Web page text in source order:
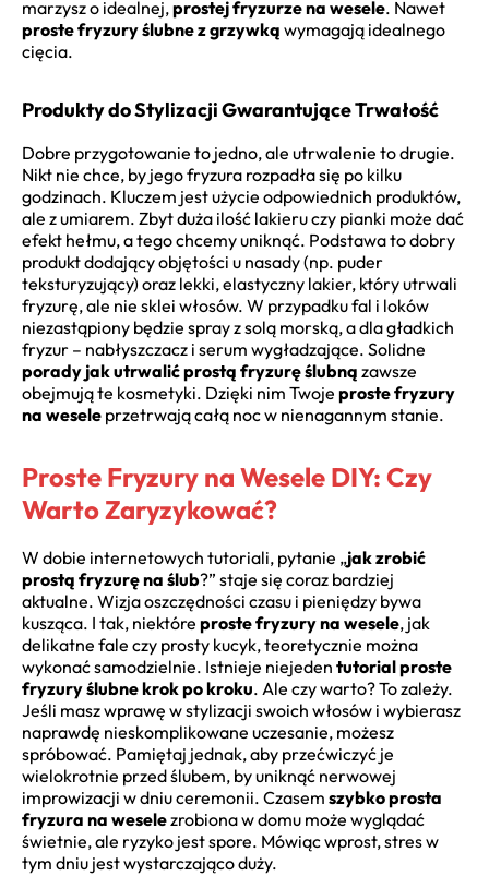
marzysz o idealnej,prostej fryzurze na wesele. Nawet
proste fryzury ślubne z grzywką wymagają idealnego
cięcia.
Produkty do Stylizacji Gwarantujące Trwałość
Dobre przygotowanie to jedno, ale utrwalenie to drugie.
Nikt nie chce, by jego fryzura rozpadła się po kilku
godzinach. Kluczem jest użycie odpowiednich produktów,
ale z umiarem. Zbyt duża ilość lakieru czy pianki może dać
efekt hełmu, a tego chcemy uniknąć. Podstawa to dobry
produkt dodający objętości u nasady (np. puder
teksturyzujący) oraz lekki, elastyczny lakier, który utrwali
fryzurę, ale nie sklei włosów. W przypadku fal i loków
niezastąpiony będzie spray z solą morską, a dla gładkich
fryzur – nabłyszczacz i serum wygładzające. Solidne
porady jak utrwalić prostą fryzurę ślubną zawsze
obejmują te kosmetyki. Dzięki nim Twoje proste fryzury
na wesele przetrwają całą noc w nienagannym stanie.
Proste Fryzury na Wesele DIY: Czy
Warto Zaryzykować?
W dobie internetowych tutoriali, pytanie „jak zrobić
prostą fryzurę na ślub?” staje się coraz bardziej
aktualne. Wizja oszczędności czasu i pieniędzy bywa
kusząca. I tak, niektóre proste fryzury na wesele, jak
delikatne fale czy prosty kucyk, teoretycznie można
wykonać samodzielnie. Istnieje niejeden tutorial proste
fryzury ślubne krok po kroku. Ale czy warto? To zależy.
Jeśli masz wprawę w stylizacji swoich włosów i wybierasz
naprawdę nieskomplikowane uczesanie, możesz
spróbować. Pamiętaj jednak, aby przećwiczyć je
wielokrotnie przed ślubem, by uniknąć nerwowej
improwizacji w dniu ceremonii. Czasem szybko prosta
fryzura na weselezrobiona w domu może wyglądać
świetnie, ale ryzyko jest spore. Mówiąc wprost, stres w
tym dniu jest wystarczająco duży.